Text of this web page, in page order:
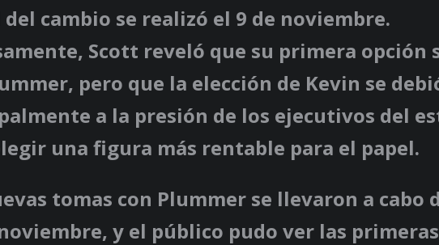
cambio se realizó el 9 de noviembre.
Scott reveló que su primera opción
pero que la elección de Kevin se
a la presión de los ejecutivos del
una figura más rentable para el papel.
tomas con Plummer se llevaron a cabo
y el público pudo ver las primeras